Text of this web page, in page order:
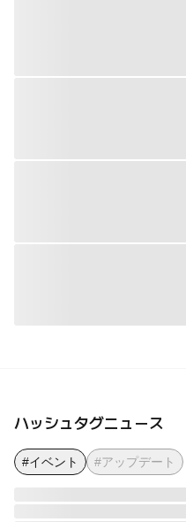
ハッシュタグニュース
#イベント #アップデート